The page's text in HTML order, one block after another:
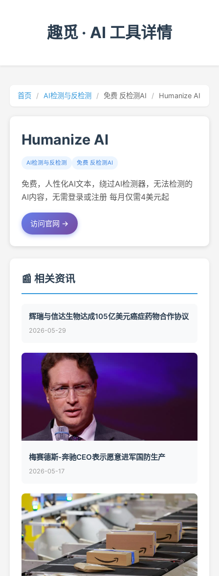
趣觅 · AI 工具详情
首页 / AI检测与反检测 / 免费 反检测AI / Humanize AI
Humanize AI
AI检测与反检测 免费 反检测AI
免费，人性化AI文本，绕过AI检测器，无法检测的
AI内容，无需登录或注册 每月仅需4美元起
访问官网 →
📰 相关资讯
辉瑞与信达生物达成105亿美元癌症药物合作协议
2026-05-29
梅赛德斯-奔驰CEO表示愿意进军国防生产
2026-05-17